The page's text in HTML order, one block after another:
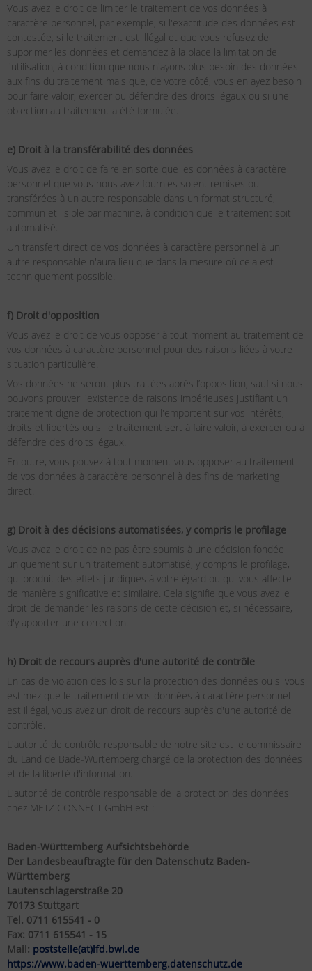
Vous avez le droit de limiter le traitement de vos données à
caractère personnel, par exemple, si l'exactitude des données est
contestée, si le traitement est illégal et que vous refusez de
supprimer les données et demandez à la place la limitation de
l'utilisation, à condition que nous n'ayons plus besoin des données
aux fins du traitement mais que, de votre côté, vous en ayez besoin
pour faire valoir, exercer ou défendre des droits légaux ou si une
objection au traitement a été formulée.
e) Droit à la transférabilité des données
Vous avez le droit de faire en sorte que les données à caractère
personnel que vous nous avez fournies soient remises ou
transférées à un autre responsable dans un format structuré,
commun et lisible par machine, à condition que le traitement soit
automatisé.
Un transfert direct de vos données à caractère personnel à un
autre responsable n'aura lieu que dans la mesure où cela est
techniquement possible.
f) Droit d'opposition
Vous avez le droit de vous opposer à tout moment au traitement de
vos données à caractère personnel pour des raisons liées à votre
situation particulière.
Vos données ne seront plus traitées après l’opposition, sauf si nous
pouvons prouver l'existence de raisons impérieuses justifiant un
traitement digne de protection qui l'emportent sur vos intérêts,
droits et libertés ou si le traitement sert à faire valoir, à exercer ou à
défendre des droits légaux.
En outre, vous pouvez à tout moment vous opposer au traitement
de vos données à caractère personnel à des fins de marketing
direct.
g) Droit à des décisions automatisées, y compris le profilage
Vous avez le droit de ne pas être soumis à une décision fondée
uniquement sur un traitement automatisé, y compris le profilage,
qui produit des effets juridiques à votre égard ou qui vous affecte
de manière significative et similaire. Cela signifie que vous avez le
droit de demander les raisons de cette décision et, si nécessaire,
d'y apporter une correction.
h) Droit de recours auprès d'une autorité de contrôle
En cas de violation des lois sur la protection des données ou si vous
estimez que le traitement de vos données à caractère personnel
est illégal, vous avez un droit de recours auprès d'une autorité de
contrôle.
L'autorité de contrôle responsable de notre site est le commissaire
du Land de Bade-Wurtemberg chargé de la protection des données
et de la liberté d'information.
L'autorité de contrôle responsable de la protection des données
chez METZ CONNECT GmbH est :
Baden-Württemberg Aufsichtsbehörde
Der Landesbeauftragte für den Datenschutz Baden-
Württemberg
Lautenschlagerstraße 20
70173 Stuttgart
Tel. 0711 615541 - 0
Fax: 0711 615541 - 15
Mail: poststelle(at)lfd.bwl.de
https://www.baden-wuerttemberg.datenschutz.de